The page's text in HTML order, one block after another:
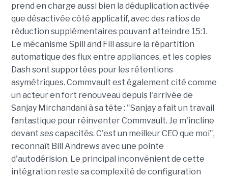
prend en charge aussi bien la déduplication activée
que désactivée côté applicatif, avec des ratios de
réduction supplémentaires pouvant atteindre 15:1.
Le mécanisme Spill and Fill assure la répartition
automatique des flux entre appliances, et les copies
Dash sont supportées pour les rétentions
asymétriques. Commvault est également cité comme
un acteur en fort renouveau depuis l'arrivée de
Sanjay Mirchandani à sa tête : "Sanjay a fait un travail
fantastique pour réinventer Commvault. Je m'incline
devant ses capacités. C'est un meilleur CEO que moi",
reconnaît Bill Andrews avec une pointe
d'autodérision. Le principal inconvénient de cette
intégration reste sa complexité de configuration